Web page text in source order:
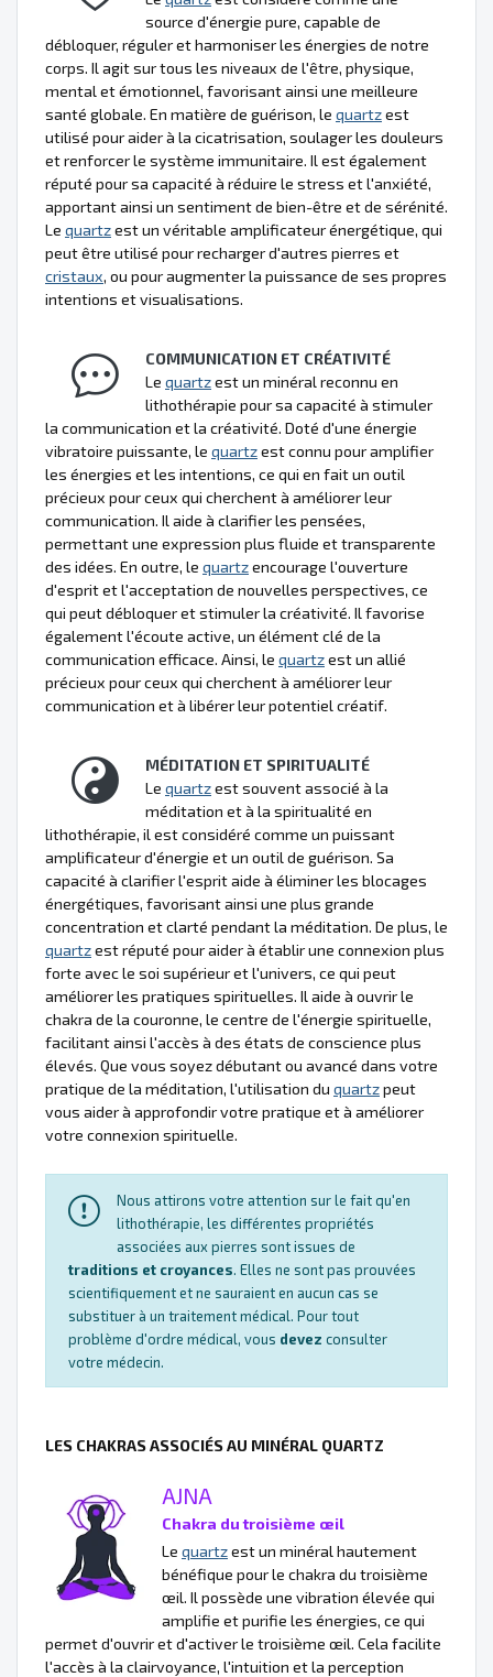
source d'énergie pure, capable de
débloquer, réguler et harmoniser les énergies de notre
corps. Il agit sur tous les niveaux de l'être, physique,
mental et émotionnel, favorisant ainsi une meilleure
santé globale. En matière de guérison, le quartzest
utilisé pour aider à la cicatrisation, soulager les douleurs
et renforcer le système immunitaire. Il est également
réputé pour sa capacité à réduire le stress et l'anxiété,
apportant ainsi un sentiment de bien-être et de sérénité.
Le quartzest un véritable amplificateur énergétique, qui
peut être utilisé pour recharger d'autres pierres et
cristaux, ou pour augmenter la puissance de ses propres
intentions et visualisations.
COMMUNICATION ET CRÉATIVITÉ
Le quartzest un minéral reconnu en
lithothérapie pour sa capacité à stimuler
la communication et la créativité. Doté d'une énergie
vibratoire puissante, le quartzest connu pour amplifier
les énergies et les intentions, ce qui en fait un outil
précieux pour ceux qui cherchent à améliorer leur
communication. Il aide à clarifier les pensées,
permettant une expression plus fluide et transparente
des idées. En outre, le quartzencourage l'ouverture
d'esprit et l'acceptation de nouvelles perspectives, ce
qui peut débloquer et stimuler la créativité. Il favorise
également l'écoute active, un élément clé de la
communication efficace. Ainsi, le quartzest un allié
précieux pour ceux qui cherchent à améliorer leur
communication et à libérer leur potentiel créatif.
MÉDITATION ET SPIRITUALITÉ
Le quartzest souvent associé à la
méditation et à la spiritualité en
lithothérapie, il est considéré comme un puissant
amplificateur d'énergie et un outil de guérison. Sa
capacité à clarifier l'esprit aide à éliminer les blocages
énergétiques, favorisant ainsi une plus grande
concentration et clarté pendant la méditation. De plus, le
quartzest réputé pour aider à établir une connexion plus
forte avec le soi supérieur et l'univers, ce qui peut
améliorer les pratiques spirituelles. Il aide à ouvrir le
chakra de la couronne, le centre de l'énergie spirituelle,
facilitant ainsi l'accès à des états de conscience plus
élevés. Que vous soyez débutant ou avancé dans votre
pratique de la méditation, l'utilisation du quartzpeut
vous aider à approfondir votre pratique et à améliorer
votre connexion spirituelle.
Nous attirons votre attention sur le fait qu'en
lithothérapie, les différentes propriétés
associées aux pierres sont issues de
traditions et croyances. Elles ne sont pas prouvées
scientifiquement et ne sauraient en aucun cas se
substituer à un traitement médical. Pour tout
problème d'ordre médical, vous devez consulter
votre médecin.
LES CHAKRAS ASSOCIÉS AU MINÉRAL QUARTZ
AJNA
Chakra du troisième œil
Le quartzest un minéral hautement
bénéfique pour le chakra du troisième
œil. Il possède une vibration élevée qui
amplifie et purifie les énergies, ce qui
permet d'ouvrir et d'activer le troisième œil. Cela facilite
l'accès à la clairvoyance, l'intuition et la perception